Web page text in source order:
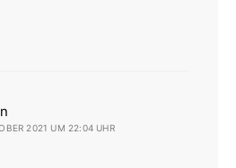
2021 UM 22:04 UHR